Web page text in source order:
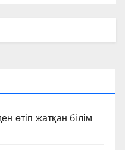
өтіп жатқан білім